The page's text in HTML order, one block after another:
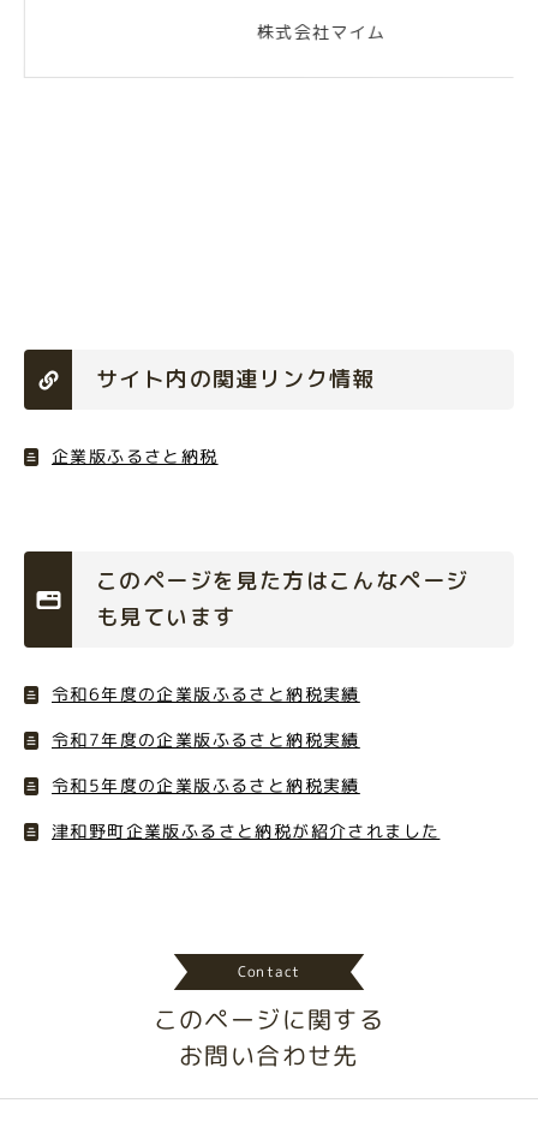
株式会社マイム
サイト内の関連リンク情報
企業版ふるさと納税
このページを見た方はこんなページ
も見ています
令和6年度の企業版ふるさと納税実績
令和7年度の企業版ふるさと納税実績
令和5年度の企業版ふるさと納税実績
津和野町企業版ふるさと納税が紹介されました
Contact
このページに関する
お問い合わせ先